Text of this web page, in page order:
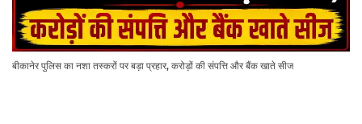
बीकानेर पुलिस का नशा तस्करों पर बड़ा प्रहार, करोड़ों की संपत्ति और बैंक खाते सीज